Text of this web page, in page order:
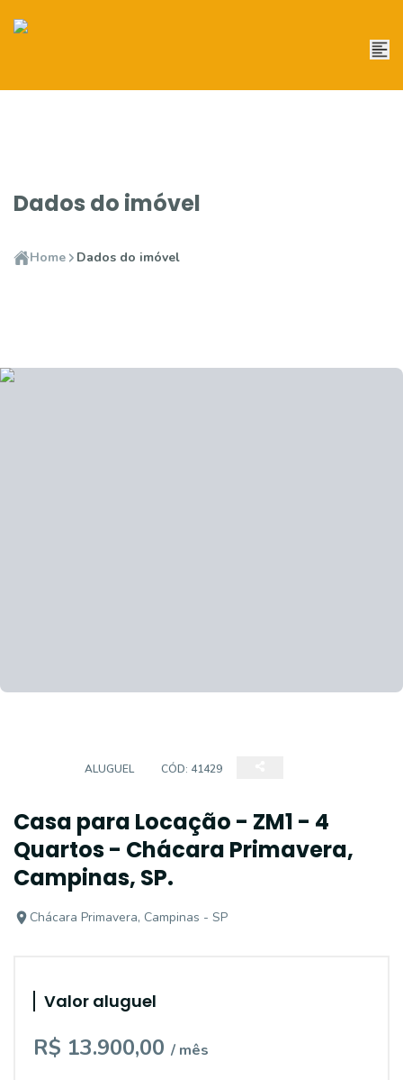
Dados do imóvel
Home Dados do imóvel
ALUGUEL CÓD: 41429
Casa para Locação - ZM1 - 4
Quartos - Chácara Primavera,
Campinas, SP.
Chácara Primavera, Campinas - SP
Valor aluguel
R$ 13.900,00 / mês